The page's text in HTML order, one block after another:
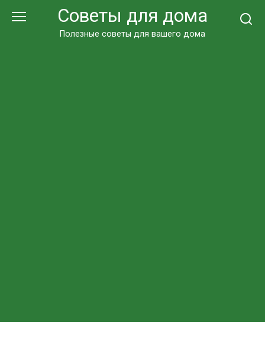
Советы для дома
Полезные советы для вашего дома